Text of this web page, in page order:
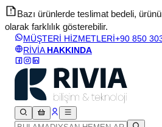
Bazı ürünlerde teslimat bedeli,
olarak farklılık gösterebilir.
MÜŞTERİ HİZMETLERİ+90 850
RİVİA HAKKINDA